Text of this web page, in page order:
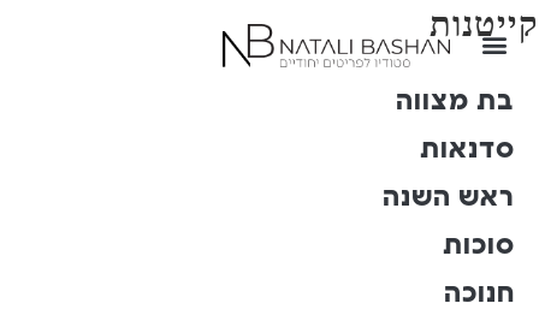
קייטנות
בת מצווה
סדנאות
ראש השנה
סוכות
חנוכה